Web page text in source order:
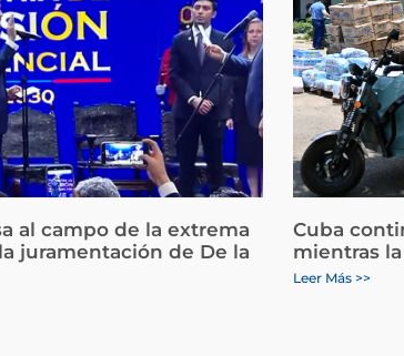
al campo de la extrema
juramentación de De la
Cuba
mientras
Leer Más >>